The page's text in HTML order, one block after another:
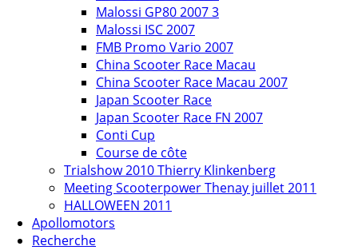
Malossi GP80 2007 3
Malossi ISC 2007
FMB Promo Vario 2007
China Scooter Race Macau
China Scooter Race Macau 2007
Japan Scooter Race
Japan Scooter Race FN 2007
Conti Cup
Course de côte
Trialshow 2010 Thierry Klinkenberg
Meeting Scooterpower Thenay juillet 2011
HALLOWEEN 2011
Apollomotors
Recherche